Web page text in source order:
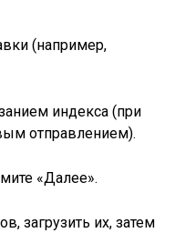
(например,
индекса (при
отправлением).
«Далее».
загрузить их, затем